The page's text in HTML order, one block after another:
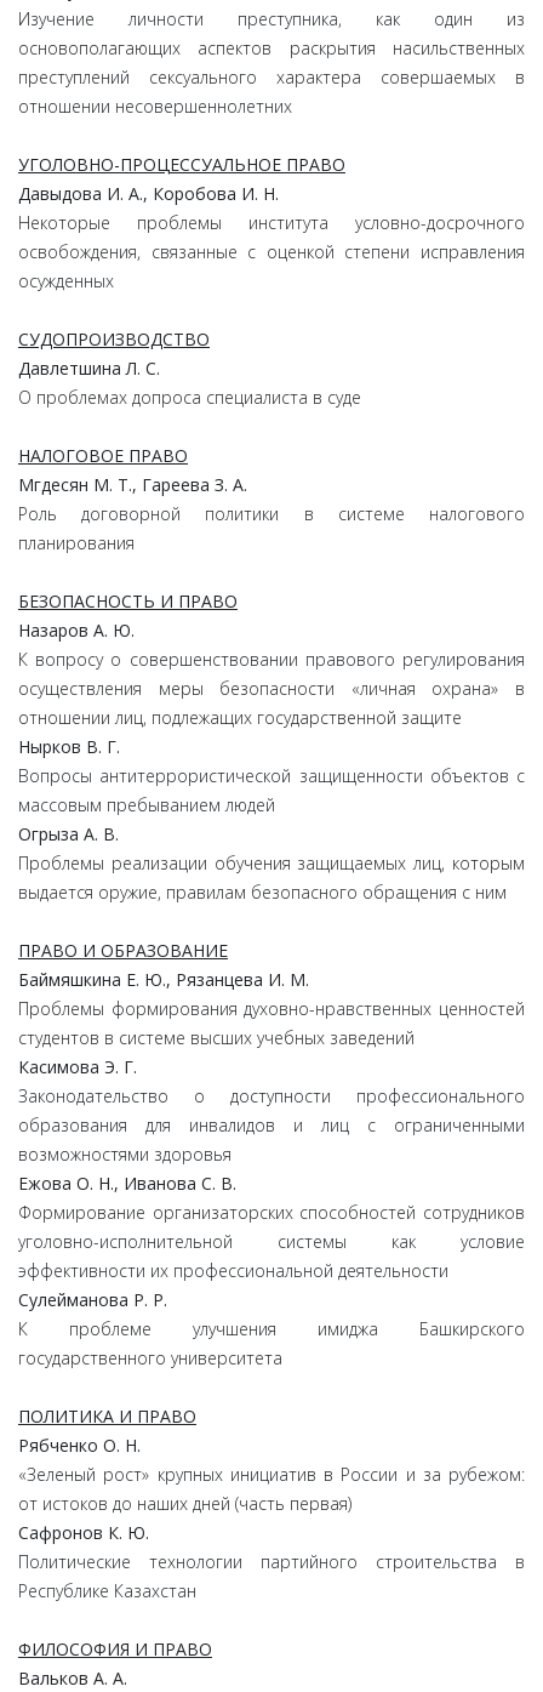
Изучение личности преступника, как один из
основополагающих аспектов раскрытия насильственных
преступлений сексуального характера совершаемых в
отношении несовершеннолетних
УГОЛОВНО-ПРОЦЕССУАЛЬНОЕ ПРАВО
Давыдова И. А., Коробова И. Н.
Некоторые проблемы института условно-досрочного
освобождения, связанные с оценкой степени исправления
осужденных
СУДОПРОИЗВОДСТВО
Давлетшина Л. С.
О проблемах допроса специалиста в суде
НАЛОГОВОЕ ПРАВО
Мгдесян М. Т., Гареева З. А.
Роль договорной политики в системе налогового
планирования
БЕЗОПАСНОСТЬ И ПРАВО
Назаров А. Ю.
К вопросу о совершенствовании правового регулирования
осуществления меры безопасности «личная охрана» в
отношении лиц, подлежащих государственной защите
Нырков В. Г.
Вопросы антитеррористической защищенности объектов с
массовым пребыванием людей
Огрыза А. В.
Проблемы реализации обучения защищаемых лиц, которым
выдается оружие, правилам безопасного обращения с ним
ПРАВО И ОБРАЗОВАНИЕ
Баймяшкина Е. Ю., Рязанцева И. М.
Проблемы формирования духовно-нравственных ценностей
студентов в системе высших учебных заведений
Касимова Э. Г.
Законодательство о доступности профессионального
образования для инвалидов и лиц с ограниченными
возможностями здоровья
Ежова О. Н., Иванова С. В.
Формирование организаторских способностей сотрудников
уголовно-исполнительной системы как условие
эффективности их профессиональной деятельности
Сулейманова Р. Р.
К проблеме улучшения имиджа Башкирского
государственного университета
ПОЛИТИКА И ПРАВО
Рябченко О. Н.
«Зеленый рост» крупных инициатив в России и за рубежом:
от истоков до наших дней (часть первая)
Сафронов К. Ю.
Политические технологии партийного строительства в
Республике Казахстан
ФИЛОСОФИЯ И ПРАВО
Вальков А. А.